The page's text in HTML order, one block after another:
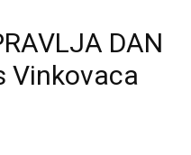
DAN
Vinkovaca